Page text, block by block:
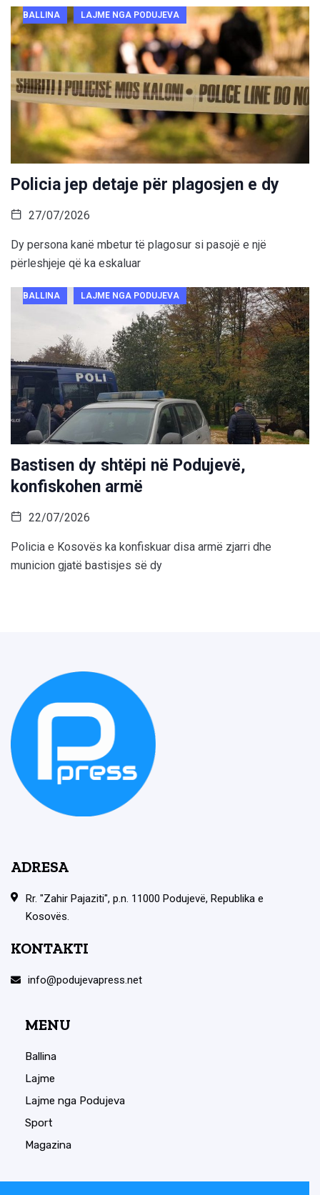
BALLINA LAJME NGA PODUJEVA
Policia jep detaje për plagosjen e dy
27/07/2026
Dy persona kanë mbetur të plagosur si pasojë e një
përleshjeje që ka eskaluar
BALLINA LAJME NGA PODUJEVA
Bastisen dy shtëpi në Podujevë,
konfiskohen armë
22/07/2026
Policia e Kosovës ka konfiskuar disa armë zjarri dhe
municion gjatë bastisjes së dy
ADRESA
Rr. "Zahir Pajaziti", p.n. 11000 Podujevë, Republika e
Kosovës.
KONTAKTI
info@podujevapress.net
MENU
Ballina
Lajme
Lajme nga Podujeva
Sport
Magazina